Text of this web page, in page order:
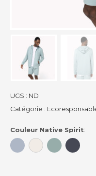
UGS : ND
Catégorie :
Couleur Native Spirit: